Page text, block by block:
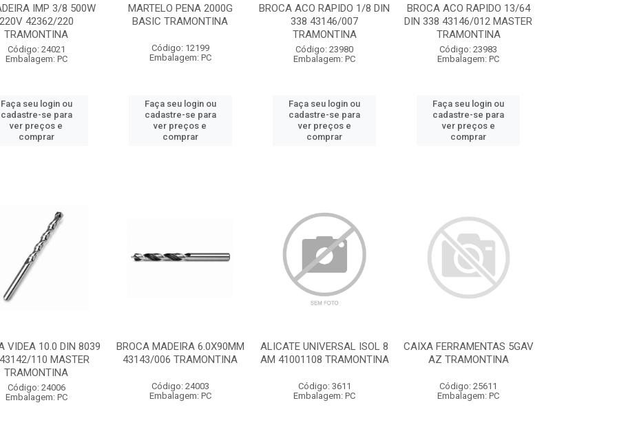
IMP 3/8 500W
42362/220
TRAMONTINA
Código: 24021
Embalagem: PC
Faça seu login ou
cadastre-se para
ver preços e
comprar
MARTELO PENA 2000G
BASIC TRAMONTINA
Código: 12199
Embalagem: PC
Faça seu login ou
cadastre-se para
ver preços e
comprar
BROCA ACO RAPIDO 1/8 DIN
338 43146/007
TRAMONTINA
Código: 23980
Embalagem: PC
Faça seu login ou
cadastre-se para
ver preços e
comprar
BROCA ACO RAPIDO 13/64
DIN 338 43146/012 MASTER
TRAMONTINA
Código: 23983
Embalagem: PC
Faça seu login ou
cadastre-se para
ver preços e
comprar
VIDEA 10.0 DIN 8039
110 MASTER
TRAMONTINA
Código: 24006
Embalagem: PC
BROCA MADEIRA 6.0X90MM
43143/006 TRAMONTINA
Código: 24003
Embalagem: PC
ALICATE UNIVERSAL ISOL 8
AM 41001108 TRAMONTINA
Código: 3611
Embalagem: PC
CAIXA FERRAMENTAS 5GAV
AZ TRAMONTINA
Código: 25611
Embalagem: PC